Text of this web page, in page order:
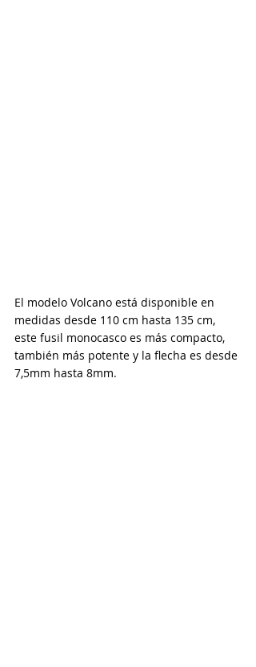
El modelo Volcano está disponible en
medidas desde 110 cm hasta 135 cm,
este fusil monocasco es más compacto,
también más potente y la flecha es desde
7,5mm hasta 8mm.